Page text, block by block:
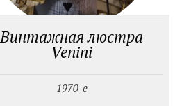
Винтажная люстра
Venini
1970-е